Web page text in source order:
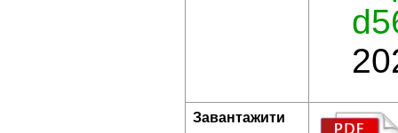
Завантажити